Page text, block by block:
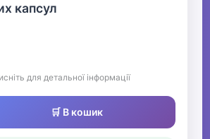
капсул
для детальної інформації
🛒 В кошик